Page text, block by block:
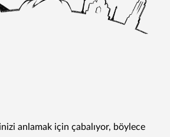
anlamak için çabalıyor, böylece